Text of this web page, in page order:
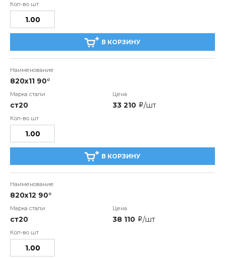
В КОРЗИНУ
820х11 90°
ст20 33 210 i/шт
В КОРЗИНУ
820х12 90°
ст20 38 110 i/шт